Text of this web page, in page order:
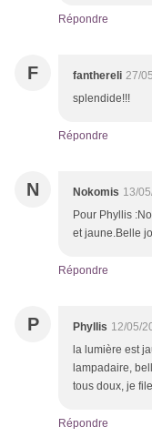
Répondre
F fanthereli 27/
splendide!!!
Répondre
N Nokomis 13/
Pour Phyllis
et jaune.Belle
Répondre
P Phyllis 12/05/
la lumière est
lampadaire,
tous doux, je
Répondre